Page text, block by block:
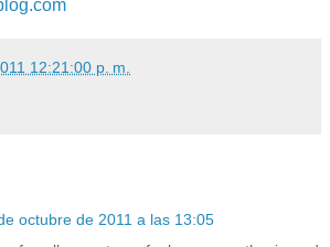
12:21:00 p. m.
octubre de 2011 a las 13:05